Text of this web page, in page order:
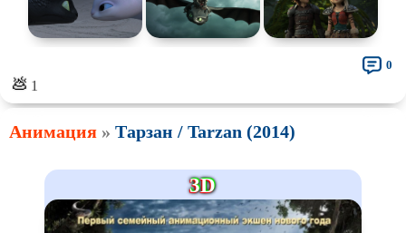
💩 1
0
Анимация » Тарзан / Tarzan (2014)
3D